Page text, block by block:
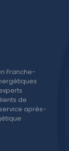
Franche-
de
après-